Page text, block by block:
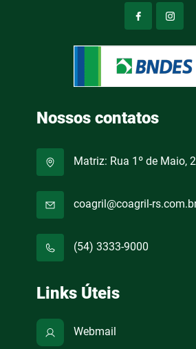
Nossos contatos
Matriz: Rua 1º de Maio,
coagril@coagril-
(54) 3333-9000
Links Úteis
Webmail